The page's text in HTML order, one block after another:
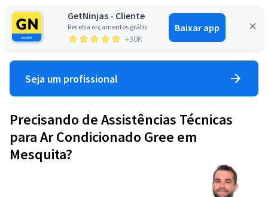
GetNinjas - Cliente
Receba orçamentos grátis
+30K
Baixar app
Entrar
Seja um profissional
Precisando de Assistências Técnicas
para Ar Condicionado Gree em
Mesquita?